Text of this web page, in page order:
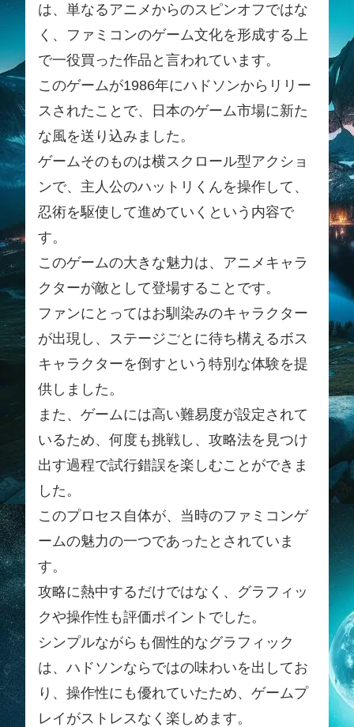
は、単なるアニメからのスピンオフではな
く、ファミコンのゲーム文化を形成する上
で一役買った作品と言われています。
このゲームが1986年にハドソンからリリー
スされたことで、日本のゲーム市場に新た
な風を送り込みました。
ゲームそのものは横スクロール型アクショ
ンで、主人公のハットリくんを操作して、
忍術を駆使して進めていくという内容で
す。
このゲームの大きな魅力は、アニメキャラ
クターが敵として登場することです。
ファンにとってはお馴染みのキャラクター
が出現し、ステージごとに待ち構えるボス
キャラクターを倒すという特別な体験を提
供しました。
また、ゲームには高い難易度が設定されて
いるため、何度も挑戦し、攻略法を見つけ
出す過程で試行錯誤を楽しむことができま
した。
このプロセス自体が、当時のファミコンゲ
ームの魅力の一つであったとされていま
す。
攻略に熱中するだけではなく、グラフィッ
クや操作性も評価ポイントでした。
シンプルながらも個性的なグラフィック
は、ハドソンならではの味わいを出してお
り、操作性にも優れていたため、ゲームプ
レイがストレスなく楽しめます。